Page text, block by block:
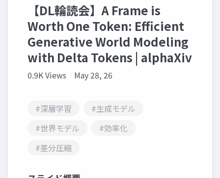
【DL輪読会】A Frame is
Worth One Token: Efficient
Generative World Modeling
with Delta Tokens | alphaXiv
0.9K Views May 28, 26
#深層学習
#生成モデル
#世界モデル
#効率化
#差分圧縮